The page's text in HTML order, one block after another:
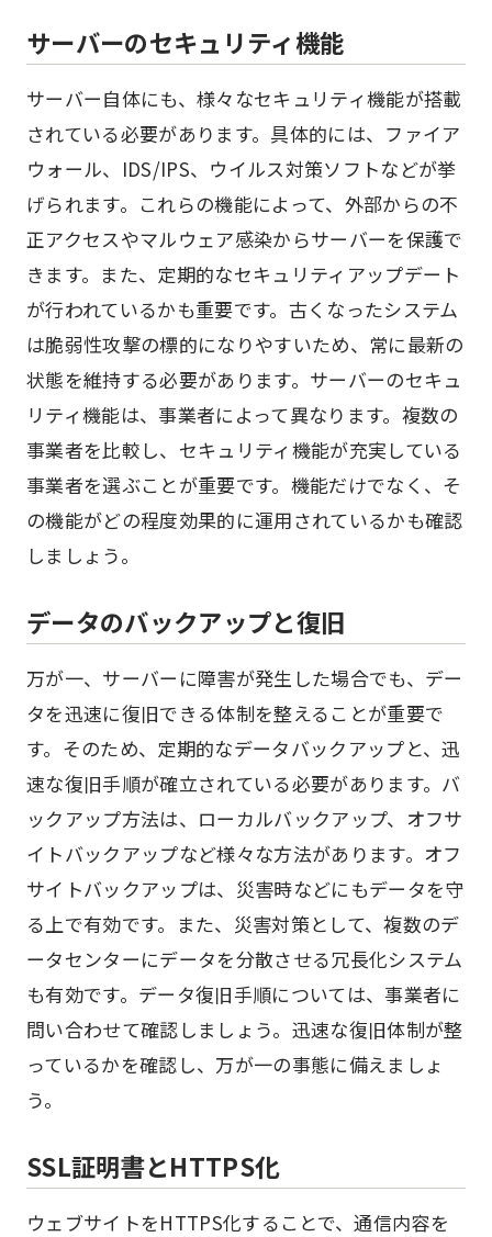
サーバーのセキュリティ機能
サーバー自体にも、様々なセキュリティ機能が搭載
されている必要があります。具体的には、ファイア
ウォール、IDS/IPS、ウイルス対策ソフトなどが挙
げられます。これらの機能によって、外部からの不
正アクセスやマルウェア感染からサーバーを保護で
きます。また、定期的なセキュリティアップデート
が行われているかも重要です。古くなったシステム
は脆弱性攻撃の標的になりやすいため、常に最新の
状態を維持する必要があります。サーバーのセキュ
リティ機能は、事業者によって異なります。複数の
事業者を比較し、セキュリティ機能が充実している
事業者を選ぶことが重要です。機能だけでなく、そ
の機能がどの程度効果的に運用されているかも確認
しましょう。
データのバックアップと復旧
万が一、サーバーに障害が発生した場合でも、デー
タを迅速に復旧できる体制を整えることが重要で
す。そのため、定期的なデータバックアップと、迅
速な復旧手順が確立されている必要があります。バ
ックアップ方法は、ローカルバックアップ、オフサ
イトバックアップなど様々な方法があります。オフ
サイトバックアップは、災害時などにもデータを守
る上で有効です。また、災害対策として、複数のデ
ータセンターにデータを分散させる冗長化システム
も有効です。データ復旧手順については、事業者に
問い合わせて確認しましょう。迅速な復旧体制が整
っているかを確認し、万が一の事態に備えましょ
う。
SSL証明書とHTTPS化
ウェブサイトをHTTPS化することで、通信内容を